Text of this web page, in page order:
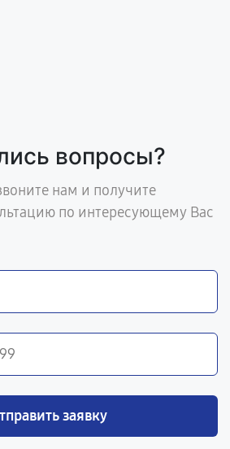
вопросы?
нам и получите
по интересующему Вас
заявку